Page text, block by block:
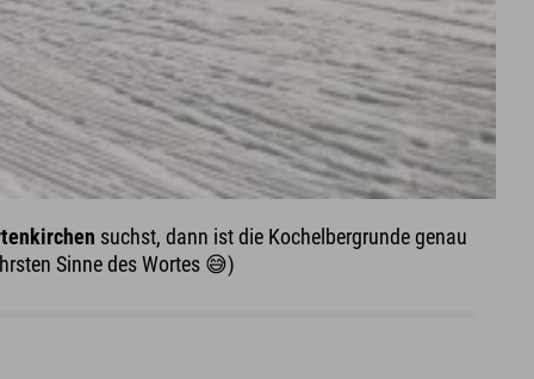
suchst, dann ist die Kochelbergrunde genau
Sinne des Wortes 😅)